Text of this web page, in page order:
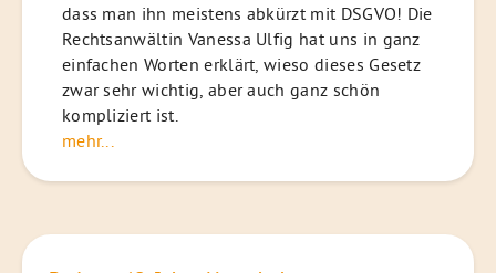
dass man ihn meistens abkürzt mit DSGVO! Die
Rechtsanwältin Vanessa Ulfig hat uns in ganz
einfachen Worten erklärt, wieso dieses Gesetz
zwar sehr wichtig, aber auch ganz schön
kompliziert ist.
mehr...